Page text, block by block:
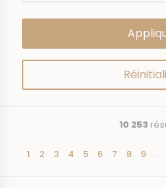
10 253
Pagination
Page
1 Page
2 Page
3 Page
4 Page
5 Page
6 Page
7 Page
8 Page
9 …